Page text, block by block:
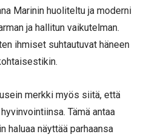
Marinin huoliteltu ja moderni
ja hallitun vaikutelman.
ihmiset suhtautuvat häneen
merkki myös siitä, että
Tämä antaa
haluaa näyttää parhaansa